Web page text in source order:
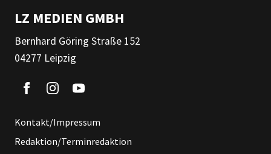
LZ MEDIEN GMBH
Bernhard Göring Straße 152
04277 Leipzig
Kontakt/Impressum
Redaktion/Terminredaktion